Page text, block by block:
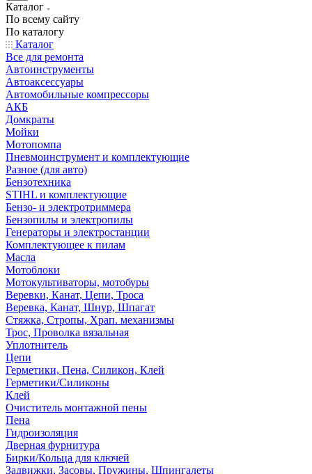
Каталог
По всему сайту
По каталогу
Каталог
Все для ремонта
Автоинструменты
Автоаксессуары
Автомобильные компрессоры
АКБ
Домкраты
Мойки
Мотопомпа
Пневмоинструмент и комплектующие
Разное (для авто)
Бензотехника
STIHL и комплектующие
Бензо- и электротриммера
Бензопилы и электропилы
Генераторы и электростанции
Комплектующее к пилам
Масла
Мотоблоки
Мотокультиваторы, мотобуры
Веревки, Канат, Цепи, Троса
Веревка, Канат, Шнур, Шпагат
Стяжка, Стропы, Храп. механизмы
Трос, Проволка вязальная
Уплотнитель
Цепи
Герметики, Пена, Силикон, Клей
Герметики/Силиконы
Клей
Очиститель монтажной пены
Пена
Гидроизоляция
Дверная фурнитура
Бирки/Кольца для ключей
Задвижки, Засовы, Пружины, Шпингалеты